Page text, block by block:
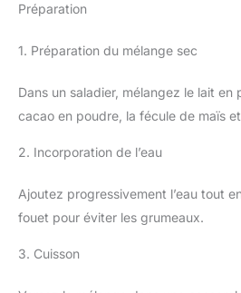
Préparation
1. Préparation du mélange sec
Dans un saladier, mélangez le lait en
cacao en poudre, la fécule de maïs
2. Incorporation de l’eau
Ajoutez progressivement l’eau tout
fouet pour éviter les grumeaux.
3. Cuisson